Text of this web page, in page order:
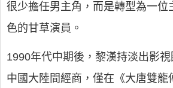
很少擔任男主角，而是轉型為一位
色的甘草演員。
1990年代中期後，黎漢持淡出影
中國大陸間經商，僅在《大唐雙龍